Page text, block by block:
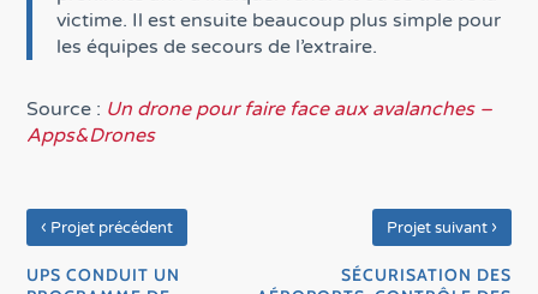
victime. Il est ensuite beaucoup plus simple pour
les équipes de secours de l’extraire.
Source : Un drone pour faire face aux avalanches –
Apps&Drones
‹ Projet précédent
UPS CONDUIT UN
Projet suivant ›
SÉCURISATION DES